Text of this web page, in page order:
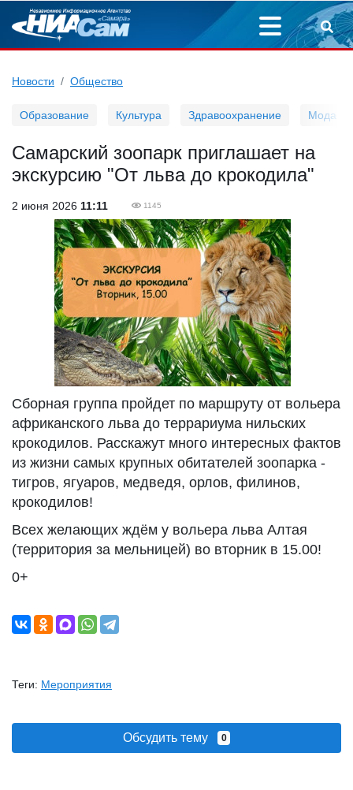
Новости Общество
Образование Культура Здравоохранение Мода
Самарский зоопарк приглашает на
экскурсию "От льва до крокодила"
2 июня 2026 11:11 1145
Сборная группа пройдет по маршруту от вольера
африканского льва до террариума нильских
крокодилов. Расскажут много интересных фактов
из жизни самых крупных обитателей зоопарка -
тигров, ягуаров, медведя, орлов, филинов,
крокодилов!
Всех желающих ждём у вольера льва Алтая
(территория за мельницей) во вторник в 15.00!
0+
Теги: Мероприятия
Обсудить тему 0